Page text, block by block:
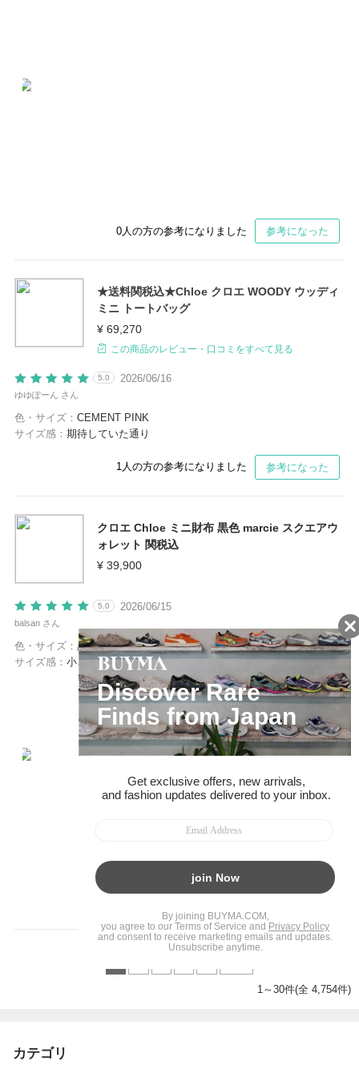
0 人の方の参考になりました 参考になった
★送料関税込★Chloe クロエ WOODY ウッディ
ミニ トートバッグ
¥ 69,270
この商品のレビュー・口コミをすべて見る
2026/06/16
5.0
ゆゆぽーん さん
色・サイズ： CEMENT PINK
サイズ感： 期待していた通り
1人の方の参考になりました 参考になった
クロエ Chloe ミニ財布 黒色 marcie スクエアウ
ォレット 関税込
¥ 39,900
2026/06/15
5.0
balsan さん
色・サイズ： 黒
サイズ感： 小さすぎた
1～30件(全 4,754件)
カテゴリ